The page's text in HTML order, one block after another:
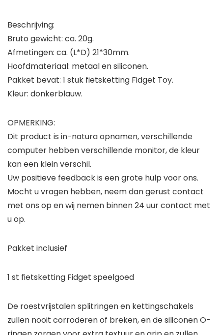
Beschrijving:
Bruto gewicht: ca. 20g.
Afmetingen: ca. (L*D) 21*30mm.
Hoofdmateriaal: metaal en siliconen.
Pakket bevat: 1 stuk fietsketting Fidget Toy.
Kleur: donkerblauw.
OPMERKING:
Dit product is in-natura opnamen, verschillende
computer hebben verschillende monitor, de kleur
kan een klein verschil.
Uw positieve feedback is een grote hulp voor ons.
Mocht u vragen hebben, neem dan gerust contact
met ons op en wij nemen binnen 24 uur contact met
u op.
Pakket inclusief
1 st fietsketting Fidget speelgoed
De roestvrijstalen splitringen en kettingschakels
zullen nooit corroderen of breken, en de siliconen O-